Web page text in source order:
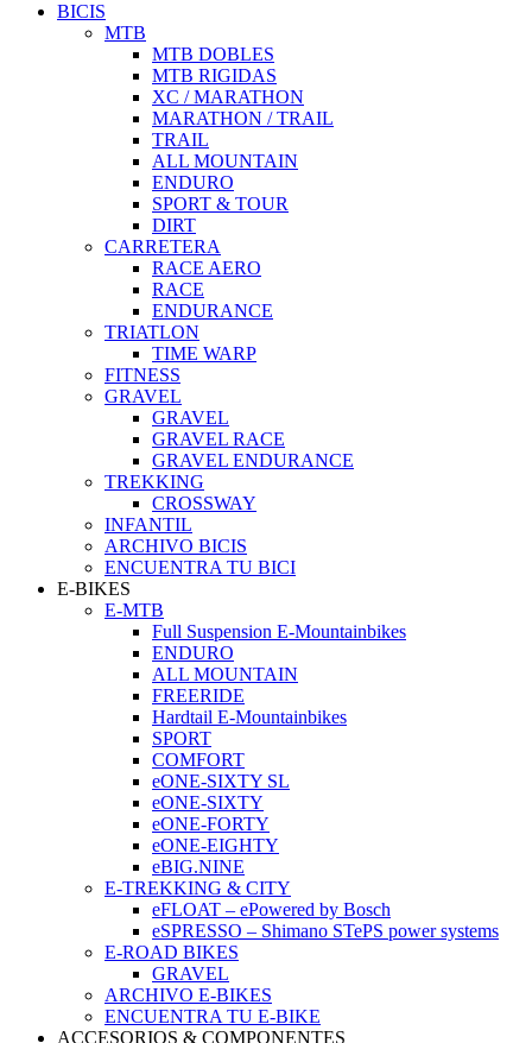
BICIS
MTB
MTB DOBLES
MTB RIGIDAS
XC / MARATHON
MARATHON / TRAIL
TRAIL
ALL MOUNTAIN
ENDURO
SPORT & TOUR
DIRT
CARRETERA
RACE AERO
RACE
ENDURANCE
TRIATLON
TIME WARP
FITNESS
GRAVEL
GRAVEL
GRAVEL RACE
GRAVEL ENDURANCE
TREKKING
CROSSWAY
INFANTIL
ARCHIVO BICIS
ENCUENTRA TU BICI
E-BIKES
E-MTB
Full Suspension E-Mountainbikes
ENDURO
ALL MOUNTAIN
FREERIDE
Hardtail E-Mountainbikes
SPORT
COMFORT
eONE-SIXTY SL
eONE-SIXTY
eONE-FORTY
eONE-EIGHTY
eBIG.NINE
E-TREKKING & CITY
eFLOAT – ePowered by Bosch
eSPRESSO – Shimano STePS power systems
E-ROAD BIKES
GRAVEL
ARCHIVO E-BIKES
ENCUENTRA TU E-BIKE
ACCESORIOS & COMPONENTES